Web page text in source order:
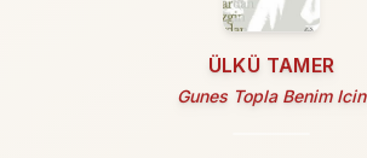
ÜLKÜ TAMER
Gunes Topla Benim Icin